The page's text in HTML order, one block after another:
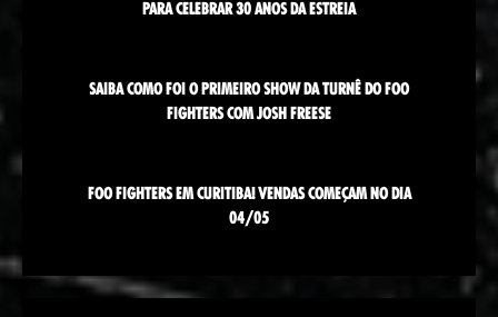
PARA CELEBRAR 30 ANOS DA ESTREIA
SAIBA COMO FOI O PRIMEIRO SHOW DA TURNÊ DO FOO
FIGHTERS COM JOSH FREESE
FOO FIGHTERS EM CURITIBA! VENDAS COMEÇAM NO DIA
04/05